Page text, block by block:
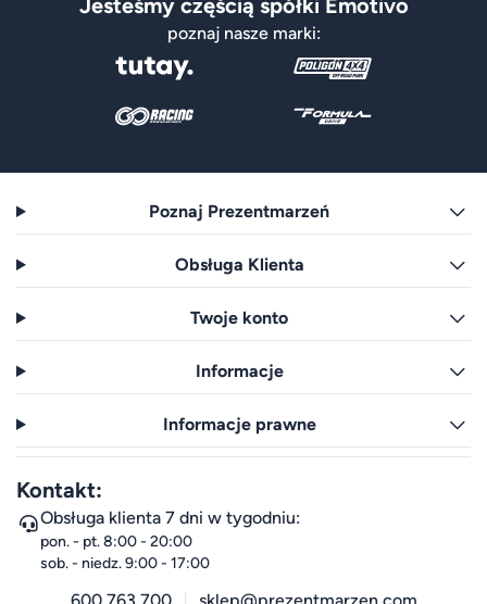
poznaj nasze marki:
Poznaj Prezentmarzeń
Obsługa Klienta
Twoje konto
Informacje
Informacje prawne
Kontakt:
Obsługa klienta 7 dni w tygodniu:
pon. - pt. 8:00 - 20:00
sob. - niedz. 9:00 - 17:00